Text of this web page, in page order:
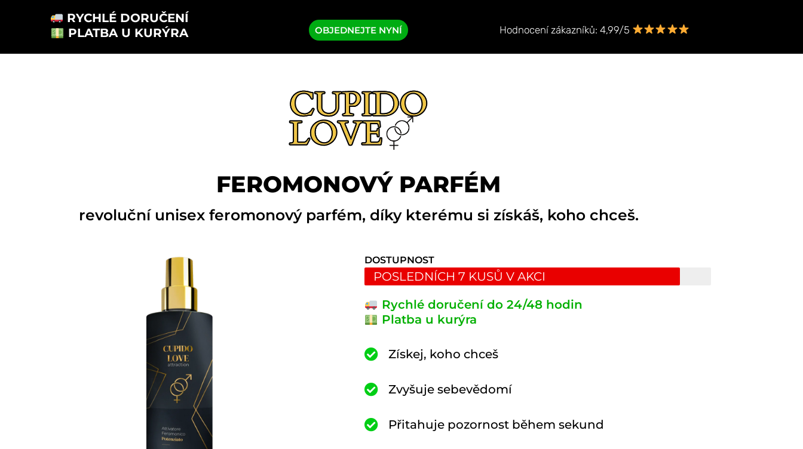
RYCHLÉ DORUČENÍ
PLATBA U KURÝRA
OBJEDNEJTE NYNÍ Hodnocení zákazníků: 4,99/5
FEROMONOVÝ PARFÉM
revoluční unisex feromonový parfém, díky kterému si získáš, koho chceš.
DOSTUPNOST
POSLEDNÍCH 7 KUSŮ V AKCI
Rychlé doručení do 24/48 hodin
Platba u kurýra
Získej, koho chceš
Zvyšuje sebevědomí
Přitahuje pozornost během sekund